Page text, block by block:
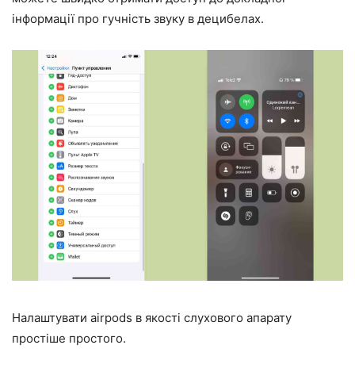
інформації про гучність звуку в децибелах.
Налаштувати airpods в якості слухового апарату
простіше простого.